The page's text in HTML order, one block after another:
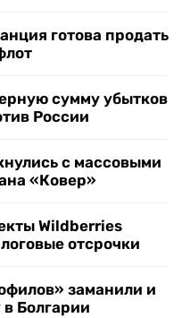
готова продать
сумму убытков
России
с массовыми
«Ковер»
Wildberries
отсрочки
заманили и
Болгарии